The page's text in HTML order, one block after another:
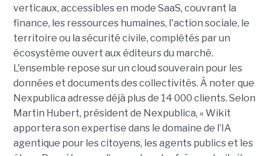
verticaux, accessibles en mode SaaS, couvrant la
finance, les ressources humaines, l'action sociale, le
territoire ou la sécurité civile, complétés par un
écosystème ouvert aux éditeurs du marché.
L'ensemble repose sur un cloud souverain pour les
données et documents des collectivités. À noter que
Nexpublica adresse déjà plus de 14 000 clients. Selon
Martin Hubert, président de Nexpublica, « Wikit
apportera son expertise dans le domaine de l’IA
agentique pour les citoyens, les agents publics et les